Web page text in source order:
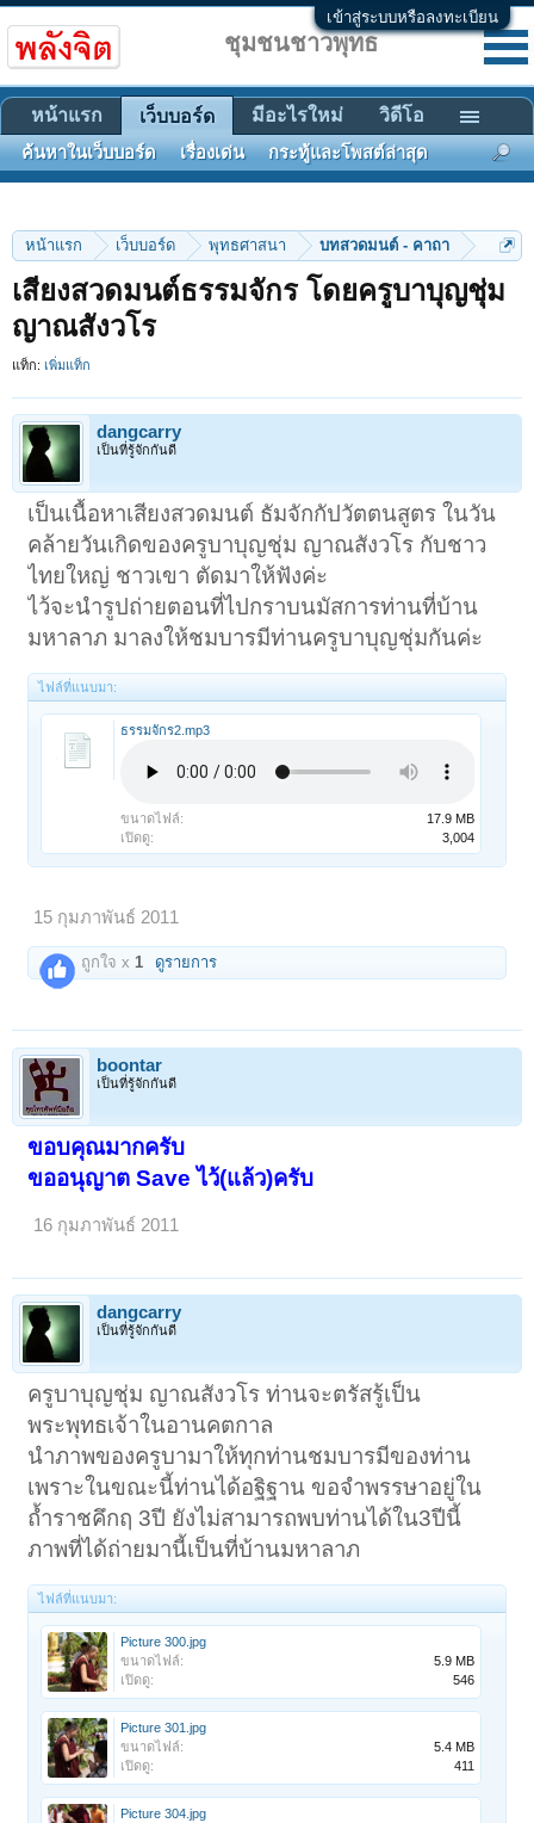
เข้าสู่ระบบหรือลงทะเบียน
หน้าแรก เว็บบอร์ด พุทธศาสนา บทสวดมนต์ - คาถา
เสียงสวดมนต์ธรรมจักร โดยครูบาบุญชุ่ม
ญาณสังวโร
แท็ก: เพิ่มแท็ก
dangcarry
เป็นที่รู้จักกันดี
เป็นเนื้อหาเสียงสวดมนต์ ธัมจักกัปวัตตนสูตร ในวัน
คล้ายวันเกิดของครูบาบุญชุ่ม ญาณสังวโร กับชาว
ไทยใหญ่ ชาวเขา ตัดมาให้ฟังค่ะ
ไว้จะนำรูปถ่ายตอนที่ไปกราบนมัสการท่านที่บ้าน
มหาลาภ มาลงให้ชมบารมีท่านครูบาบุญชุ่มกันค่ะ
ไฟล์ที่แนบมา:
ธรรมจักร2.mp3
ขนาดไฟล์:
17.9 MB
เปิดดู:
3,004
15 กุมภาพันธ์ 2011
ถูกใจ x1 ดูรายการ
boontar
เป็นที่รู้จักกันดี
ขอบคุณมากครับ
ขออนุญาต Save ไว้(แล้ว)ครับ
16 กุมภาพันธ์ 2011
dangcarry
เป็นที่รู้จักกันดี
ครูบาบุญชุ่ม ญาณสังวโร ท่านจะตรัสรู้เป็น
พระพุทธเจ้าในอานคตกาล
นำภาพของครูบามาให้ทุกท่านชมบารมีของท่าน
เพราะในขณะนี้ท่านได้อฐิฐาน ขอจำพรรษาอยู่ใน
ถ้ำราชคึกฤ 3ปี ยังไม่สามารถพบท่านได้ใน3ปีนี้
ภาพที่ได้ถ่ายมานี้เป็นที่บ้านมหาลาภ
ไฟล์ที่แนบมา:
Picture 300.jpg
ขนาดไฟล์:
5.9 MB
เปิดดู:
546
Picture 301.jpg
ขนาดไฟล์:
5.4 MB
เปิดดู:
411
Picture 304.jpg
ชุมชนชาวพุทธ
หน้าแรก เว็บบอร์ด
ค้นหาในเว็บบอร์ด เรื่องเด่น กระทู้และโพสต์ล่าสุด
มีอะไรใหม่ วิดีโอ